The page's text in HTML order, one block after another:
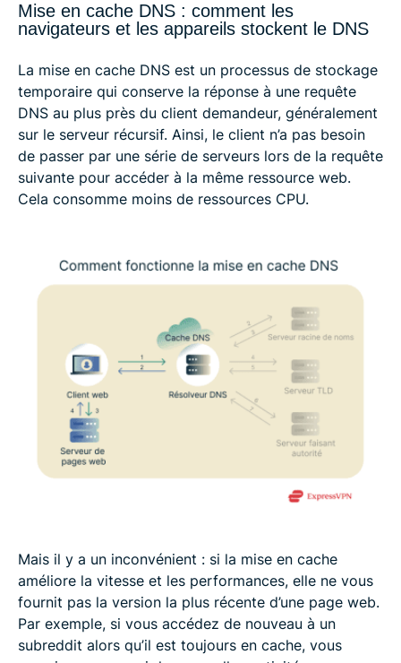
Mise en cache DNS : comment les
navigateurs et les appareils stockent le DNS
La mise en cache DNS est un processus de stockage
temporaire qui conserve la réponse à une requête
DNS au plus près du client demandeur, généralement
sur le serveur récursif. Ainsi, le client n’a pas besoin
de passer par une série de serveurs lors de la requête
suivante pour accéder à la même ressource web.
Cela consomme moins de ressources CPU.
Mais il y a un inconvénient : si la mise en cache
améliore la vitesse et les performances, elle ne vous
fournit pas la version la plus récente d’une page web.
Par exemple, si vous accédez de nouveau à un
subreddit alors qu’il est toujours en cache, vous